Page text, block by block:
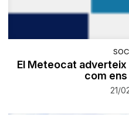
El Meteocat
com
21/